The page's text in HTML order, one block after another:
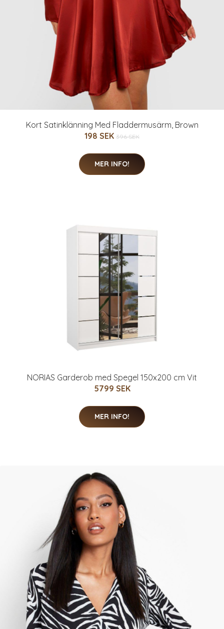
Kort Satinklänning Med Fladdermusärm, Brown
198 SEK 396 SEK
MER INFO!
NORIAS Garderob med Spegel 150x200 cm Vit
5799 SEK
MER INFO!